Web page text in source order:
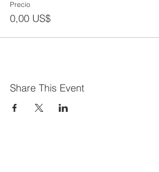
Precio
0,00 US$
Share This Event